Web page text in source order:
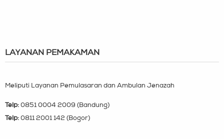
LAYANAN PEMAKAMAN
Meliputi Layanan Pemulasaran dan Ambulan Jenazah
Telp: 0851 0004 2009 (Bandung)
Telp: 0811 2001 142 (Bogor)